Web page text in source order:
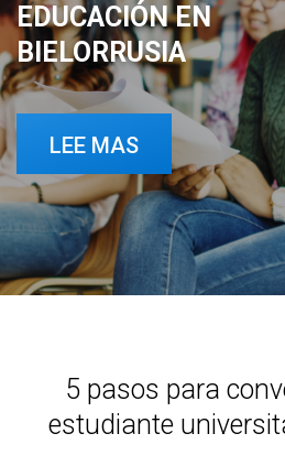
EDUCACIÓN EN
BIELORRUSIA
LEE MAS
5 pasos para
estudiante